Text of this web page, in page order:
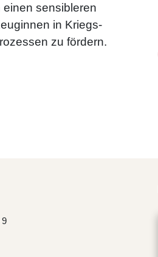
einen sensibleren
in Kriegs­
zu fördern.
9